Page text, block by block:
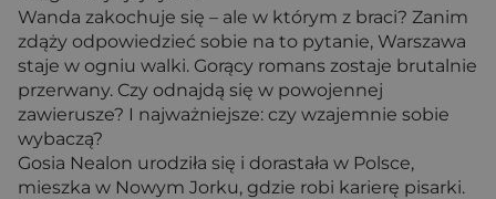
Wanda zakochuje się – ale w którym z braci? Zanim
zdąży odpowiedzieć sobie na to pytanie, Warszawa
staje w ogniu walki. Gorący romans zostaje brutalnie
przerwany. Czy odnajdą się w powojennej
zawierusze? I najważniejsze: czy wzajemnie sobie
wybaczą?
Gosia Nealon urodziła się i dorastała w Polsce,
mieszka w Nowym Jorku, gdzie robi karierę pisarki.